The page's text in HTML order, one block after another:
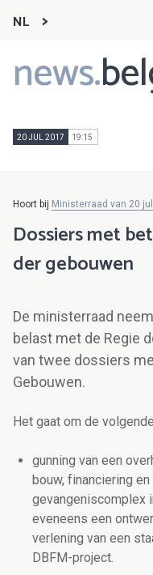
NL
news.
Main
navigation
20 JUL 2017 19:15
Hoort bij Ministerraad van 20
Dossiers met
der gebouwen
De ministerraad
belast met de Regie
van twee dossiers
Gebouwen.
Het gaat om de
gunning van een
bouw, financiering
gevangeniscomplex
eveneens een
verlening van een
DBFM-project.